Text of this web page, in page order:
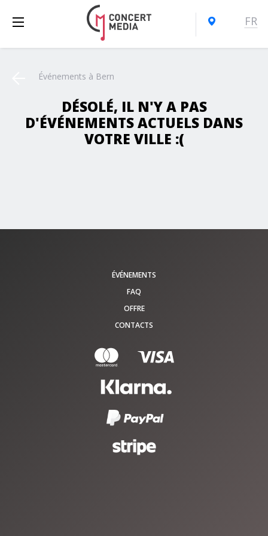
FR
Événements à Bern
DÉSOLÉ, IL N'Y A PAS
D'ÉVÉNEMENTS ACTUELS DANS
VOTRE VILLE :(
ÉVÉNEMENTS
FAQ
OFFRE
CONTACTS